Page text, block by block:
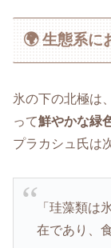
🌍 生態系に
氷の下の北極は
って鮮やかな緑
プラカシュ氏は
「珪藻類は
在であり、